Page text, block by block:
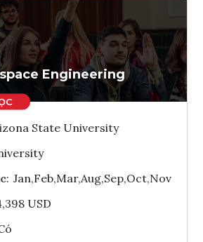
Ghi danh
Tham vấn Interlink
Engineering
State University
: Jan,Feb,Mar,Aug,Sep,Oct,Nov
USD